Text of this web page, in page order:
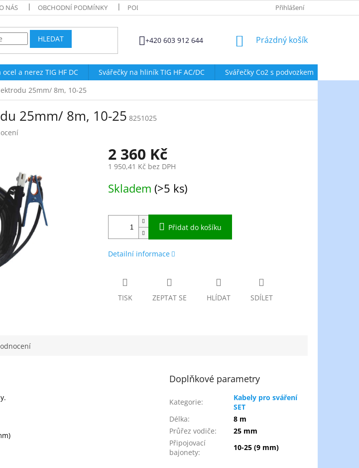
NÁS OBCHODNÍ PODMÍNKY PODMÍNKY OCHRANY OSOBNÍCH ÚDAJŮ ZÁSADY POUŽÍVÁNÍ
Přihlášení
HLEDAT +420 603 912 644
NÁKUPNÍ
Prázdný košík
ocel a nerez TIG HF DC Svářečky na hliník TIG HF AC/DC Svářečky Co2 s podvozkem
25mm/ 8m, 10-25
25mm/ 8m, 10-25 8251025
2 360 Kč
1 950,41 Kč bez DPH
cena:
Skladem (>5 ks)
Přidat do košíku
Detailní informace
TISK ZEPTAT SE HLÍDAT SDÍLET
Doplňkové parametry
Kategorie:
Kabely pro sváření
SET
Délka:
8 m
Průřez vodiče:
25 mm
Připojovací
bajonety:
10-25 (9 mm)